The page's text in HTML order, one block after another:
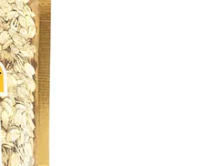
ادویه و چاشنی ادویه
سبزی های
میوه ها و
همه دسته